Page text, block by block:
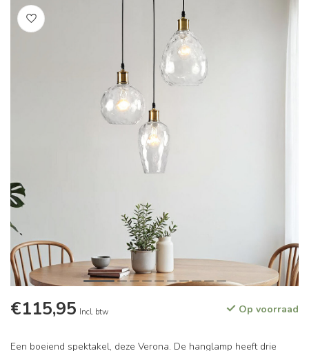
€115,95 Incl. btw Op voorraad
Een boeiend spektakel, deze Verona. De hanglamp heeft drie